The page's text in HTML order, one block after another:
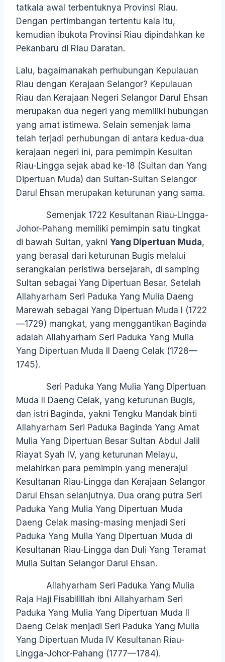
tatkala awal terbentuknya Provinsi Riau.
Dengan pertimbangan tertentu kala itu,
kemudian ibukota Provinsi Riau dipindahkan ke
Pekanbaru di Riau Daratan.
Lalu, bagaimanakah perhubungan Kepulauan
Riau dengan Kerajaan Selangor? Kepulauan
Riau dan Kerajaan Negeri Selangor Darul Ehsan
merupakan dua negeri yang memiliki hubungan
yang amat istimewa. Selain semenjak lama
telah terjadi perhubungan di antara kedua-dua
kerajaan negeri ini, para pemimpin Kesultan
Riau-Lingga sejak abad ke-18 (Sultan dan Yang
Dipertuan Muda) dan Sultan-Sultan Selangor
Darul Ehsan merupakan keturunan yang sama.
Semenjak 1722 Kesultanan Riau-Lingga-
Johor-Pahang memiliki pemimpin satu tingkat
di bawah Sultan, yakni Yang Dipertuan Muda,
yang berasal dari keturunan Bugis melalui
serangkaian peristiwa bersejarah, di samping
Sultan sebagai Yang Dipertuan Besar. Setelah
Allahyarham Seri Paduka Yang Mulia Daeng
Marewah sebagai Yang Dipertuan Muda I (1722
—1729) mangkat, yang menggantikan Baginda
adalah Allahyarham Seri Paduka Yang Mulia
Yang Dipertuan Muda II Daeng Celak (1728—
1745).
Seri Paduka Yang Mulia Yang Dipertuan
Muda II Daeng Celak, yang keturunan Bugis,
dan istri Baginda, yakni Tengku Mandak binti
Allahyarham Seri Paduka Baginda Yang Amat
Mulia Yang Dipertuan Besar Sultan Abdul Jalil
Riayat Syah IV, yang keturunan Melayu,
melahirkan para pemimpin yang menerajui
Kesultanan Riau-Lingga dan Kerajaan Selangor
Darul Ehsan selanjutnya. Dua orang putra Seri
Paduka Yang Mulia Yang Dipertuan Muda
Daeng Celak masing-masing menjadi Seri
Paduka Yang Mulia Yang Dipertuan Muda di
Kesultanan Riau-Lingga dan Duli Yang Teramat
Mulia Sultan Selangor Darul Ehsan.
Allahyarham Seri Paduka Yang Mulia
Raja Haji Fisabilillah ibni Allahyarham Seri
Paduka Yang Mulia Yang Dipertuan Muda II
Daeng Celak menjadi Seri Paduka Yang Mulia
Yang Dipertuan Muda IV Kesultanan Riau-
Lingga-Johor-Pahang (1777—1784).